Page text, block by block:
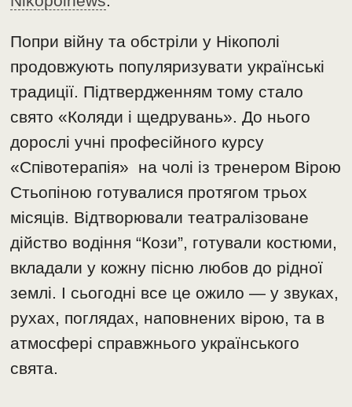
Попри війну та обстріли у Нікополі
продовжують популяризувати українські
традиції. Підтвердженням тому стало
свято «Коляди і щедрувань». До нього
дорослі учні професійного курсу
«Співотерапія» на чолі із тренером Вірою
Стьопіною готувалися протягом трьох
місяців. Відтворювали театралізоване
дійство водіння “Кози”, готували костюми,
вкладали у кожну пісню любов до рідної
землі. І сьогодні все це ожило — у звуках,
рухах, поглядах, наповнених вірою, та в
атмосфері справжнього українського
свята.